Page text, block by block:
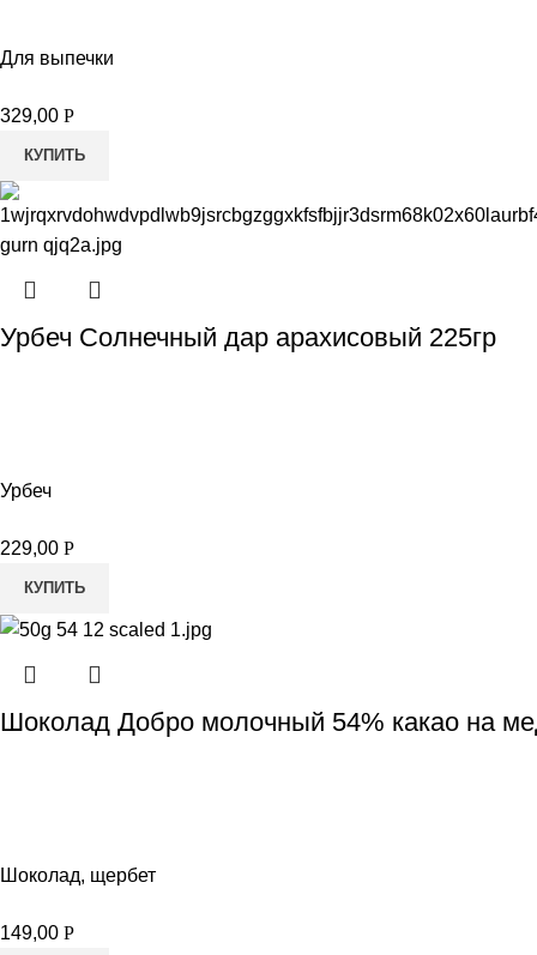
Для выпечки
329,00 Р
КУПИТЬ
Урбеч Солнечный дар арахисовый 225гр
Урбеч
229,00 Р
КУПИТЬ
Шоколад Добро молочный 54% какао на
Шоколад, щербет
149,00 Р